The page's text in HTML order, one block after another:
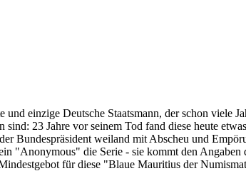
einzige Deutsche Staatsmann, der schon viele
23 Jahre vor seinem Tod fand diese heute
Bundespräsident weiland mit Abscheu und
"Anonymous" die Serie - sie kommt den Angaben
für diese "Blaue Mauritius der